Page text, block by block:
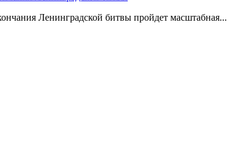
Ленинградской битвы пройдет масштабная...